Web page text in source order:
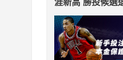
涯新高 勝投候選